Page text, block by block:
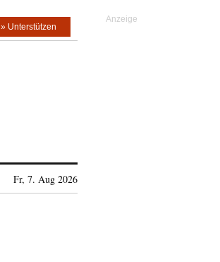
» Unterstützen
Fr, 7. Aug 2026